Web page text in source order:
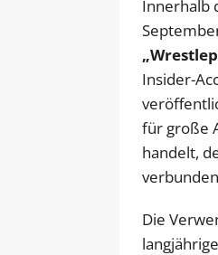
Innerhalb
Insider-
für große
handelt,
Die